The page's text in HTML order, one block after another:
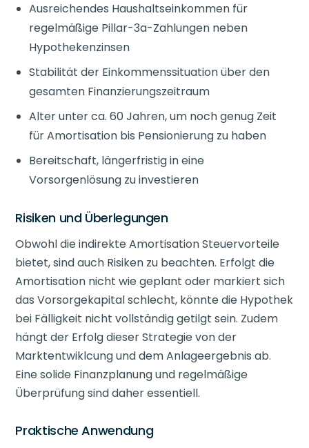
Ausreichendes Haushaltseinkommen für
regelmäßige Pillar-3a-Zahlungen neben
Hypothekenzinsen
Stabilität der Einkommenssituation über den
gesamten Finanzierungszeitraum
Alter unter ca. 60 Jahren, um noch genug Zeit
für Amortisation bis Pensionierung zu haben
Bereitschaft, längerfristig in eine
Vorsorgenlösung zu investieren
Risiken und Überlegungen
Obwohl die indirekte Amortisation Steuervorteile
bietet, sind auch Risiken zu beachten. Erfolgt die
Amortisation nicht wie geplant oder markiert sich
das Vorsorgekapital schlecht, könnte die Hypothek
bei Fälligkeit nicht vollständig getilgt sein. Zudem
hängt der Erfolg dieser Strategie von der
Marktentwiklcung und dem Anlageergebnis ab.
Eine solide Finanzplanung und regelmäßige
Überprüfung sind daher essentiell.
Praktische Anwendung